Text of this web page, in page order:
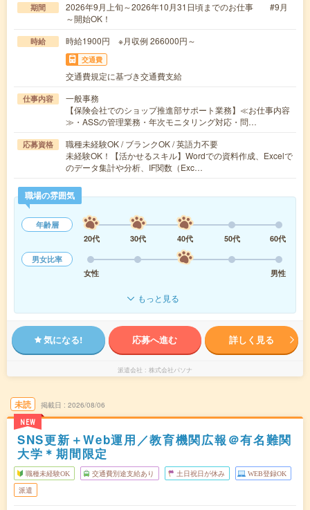
期間
2026年9月上旬～2026年10月31日頃までのお仕事 #9月
～開始OK！
時給 時給1900円 ※月収例 266000円～
交通費
交通費規定に基づき交通費支給
仕事内容
一般事務
【保険会社でのショップ推進部サポート業務】≪お仕事内容
≫・ASSの管理業務・年次モニタリング対応・問…
応募資格
職種未経験OK / ブランクOK / 英語力不要
未経験OK！【活かせるスキル】Wordでの資料作成、Excelで
のデータ集計や分析、IF関数（Exc…
職場の雰囲気
年齢層
20代
30代 40代 50代
60代
男女比率
女性
男性
もっと見る
気になる! 応募へ進む 詳しく見る
派遣会社 株式会社パソナ
未読
NEW
掲載日 2026/08/06
SNS更新＋Web運用／教育機関広報＠有名難関
大学＊期間限定
職種未経験OK 交通費別途支給あり 土日祝日が休み WEB登録OK
派遣